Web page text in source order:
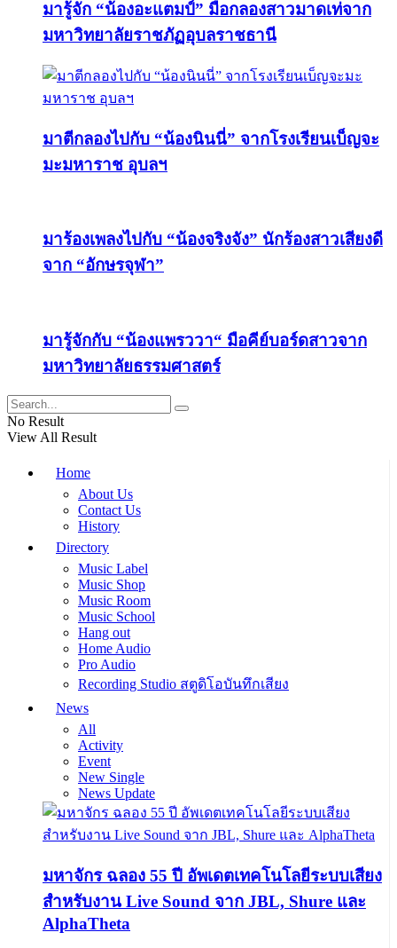
มารู้จัก “น้องอะแตมป์” มือกลองสาวมาดเท่จาก
มหาวิทยาลัยราชภัฏอุบลราชธานี
มาตีกลองไปกับ “น้องนินนี่” จากโรงเรียนเบ็ญจะ
มะมหาราช อุบลฯ
มาร้องเพลงไปกับ “น้องจริงจัง” นักร้องสาวเสียงดี
จาก “อักษรจุฬา”
มารู้จักกับ “น้องแพรววา“ มือคีย์บอร์ดสาวจาก
มหาวิทยาลัยธรรมศาสตร์
No Result
View All Result
Home
About Us
Contact Us
History
Directory
Music Label
Music Shop
Music Room
Music School
Hang out
Home Audio
Pro Audio
Recording Studio สตูดิโอบันทึกเสียง
News
All
Activity
Event
New Single
News Update
มหาจักร ฉลอง 55 ปี อัพเดตเทคโนโลยีระบบเสียง
สำหรับงาน Live Sound จาก JBL, Shure และ
AlphaTheta